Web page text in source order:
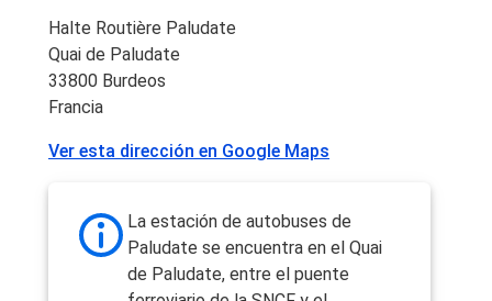
Halte Routière Paludate
Quai de Paludate
33800 Burdeos
Francia
Ver esta dirección en Google Maps
La estación de autobuses de
Paludate se encuentra en el Quai
de Paludate, entre el puente